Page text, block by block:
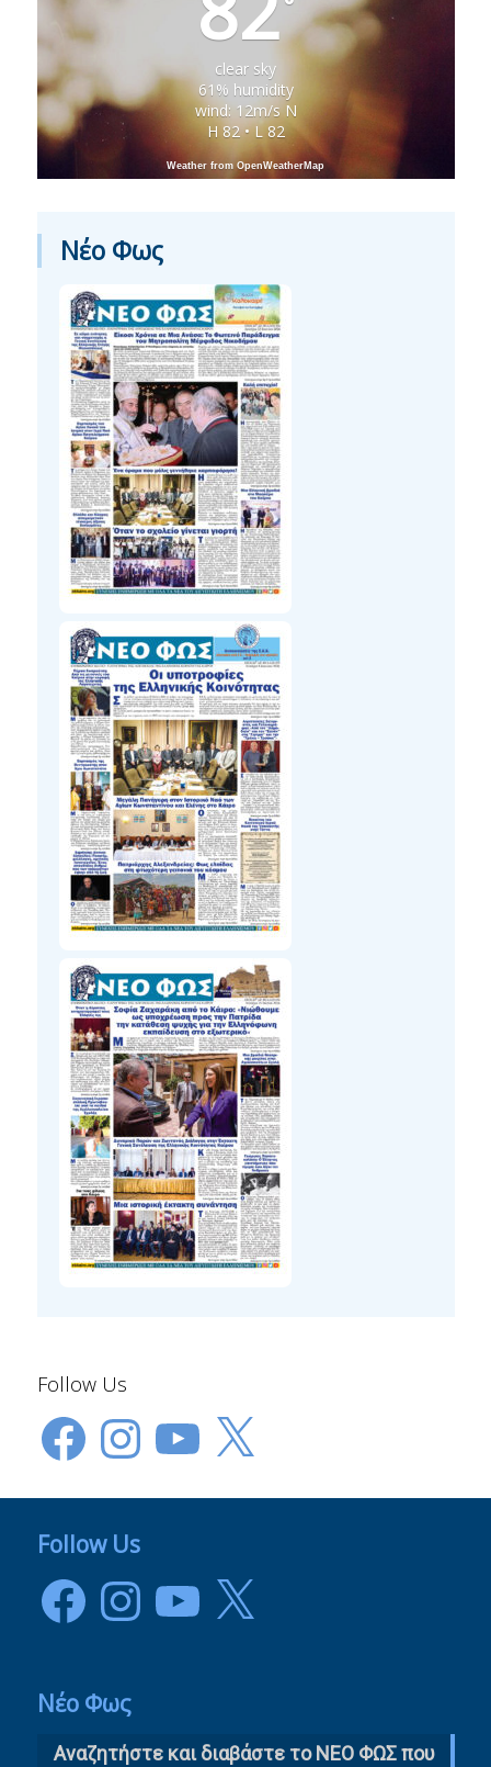
clear sky
61% humidity
wind: 12m/s N
H 82 • L 82
Weather from OpenWeatherMap
Νέο Φως
Follow Us
FacebookInstagramYouTube
X
Follow Us
FacebookInstagramYouTube
X
Νέο Φως
Αναζητήστε και διαβάστε το NΕΟ ΦΩΣ που